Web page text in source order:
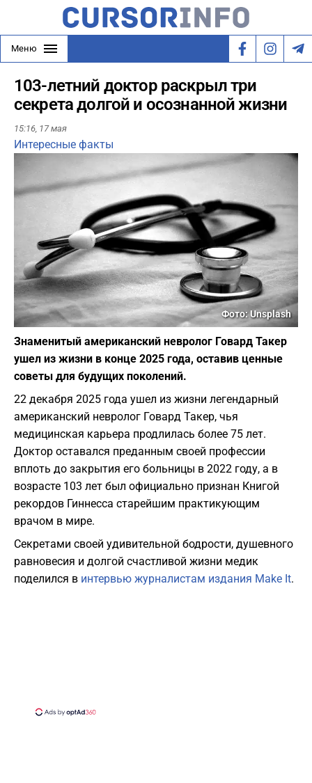
Меню
103-летний доктор раскрыл три
секрета долгой и осознанной жизни
15:16, 17 мая
Интересные факты
Фото: Unsplash
Знаменитый американский невролог Говард Такер
ушел из жизни в конце 2025 года, оставив ценные
советы для будущих поколений.
22 декабря 2025 года ушел из жизни легендарный
американский невролог Говард Такер, чья
медицинская карьера продлилась более 75 лет.
Доктор оставался преданным своей профессии
вплоть до закрытия его больницы в 2022 году, а в
возрасте 103 лет был официально признан Книгой
рекордов Гиннесса старейшим практикующим
врачом в мире.
Секретами своей удивительной бодрости, душевного
равновесия и долгой счастливой жизни медик
поделился в интервью журналистам издания Make It.